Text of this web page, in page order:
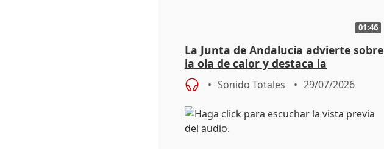
01:46
La Junta de Andalucía advierte sobre
la ola de calor y destaca la
importancia de la prevención
Sonido Totales 29/07/2026